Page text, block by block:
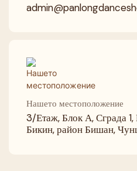
Нашето местоположение
3/Етаж, Блок А, Сграда
Бикин, район Бишан,